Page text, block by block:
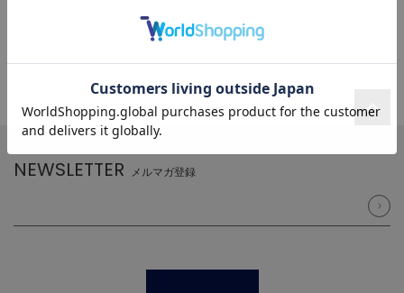
NEWSLETTER メルマガ登録